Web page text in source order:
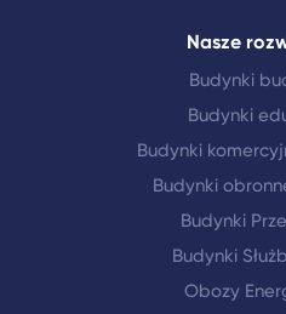
Nasze
Budynki
Budynki
Budynki
Budynki
Budynki
Budynki
Obozy